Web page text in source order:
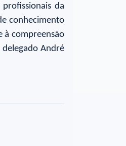
da
conhecimento
à compreensão
André